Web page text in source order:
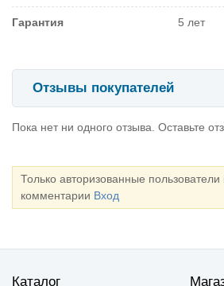
Гарантия 5 лет
Отзывы покупателей
Пока нет ни одного отзыва. Оставьте
Только авторизованные пользователи
комментарии Вход
Каталог